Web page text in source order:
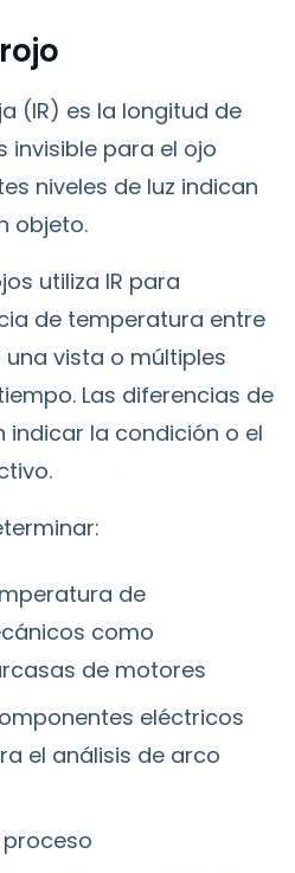
(IR) es la longitud de
invisible para el ojo
niveles de luz indican
objeto.
utiliza IR para
de temperatura entre
vista o múltiples
Las diferencias de
la condición o el
de
como
de motores
eléctricos
el análisis de arco